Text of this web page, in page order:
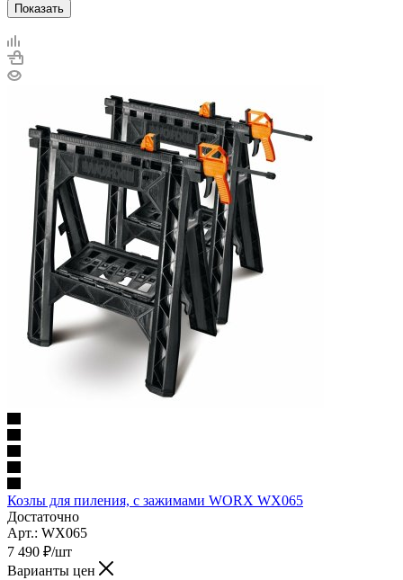
Показать
Козлы для пиления, с зажимами WORX WX065
Достаточно
Арт.: WX065
7 490 ₽/шт
Варианты цен